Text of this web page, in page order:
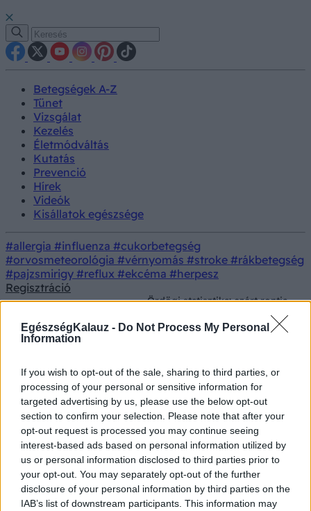
EgészségKalauz - Do Not Process My Personal
Information
If you wish to opt-out of the sale, sharing to third parties, or
processing of your personal or sensitive information for
targeted advertising by us, please use the below opt-out
section to confirm your selection. Please note that after your
opt-out request is processed you may continue seeing
interest-based ads based on personal information utilized by
us or personal information disclosed to third parties prior to
your opt-out. You may separately opt-out of the further
disclosure of your personal information by third parties on the
IAB’s list of downstream participants. This information may
Betegségek A-Z
Tünet
Vizsgálat
Kezelés
Életmódváltás
Kutatás
Prevenció
Hírek
Videók
Kisállatok egészsége
#allergia #influenza #cukorbetegség
#orvosmeteorológia #vérnyomás #stroke #rákbetegség
#pajzsmirigy #reflux #ekcéma #herpesz
Regisztráció
Ördögi statisztika: ezért rontja
valójában a túlélési esélyeket,
ha a rákkezelést „alternatív”
Ördögi statisztika: ezért rontja
valójában a túlélési esélyeket, ha a
rákkezelést „alternatív”
gyógyászattal keverjük